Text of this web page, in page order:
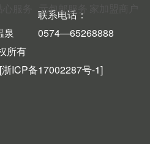
元包邮服务
泉
联系电话：
0574—65268888
所有
[浙ICP备17002287号-1]